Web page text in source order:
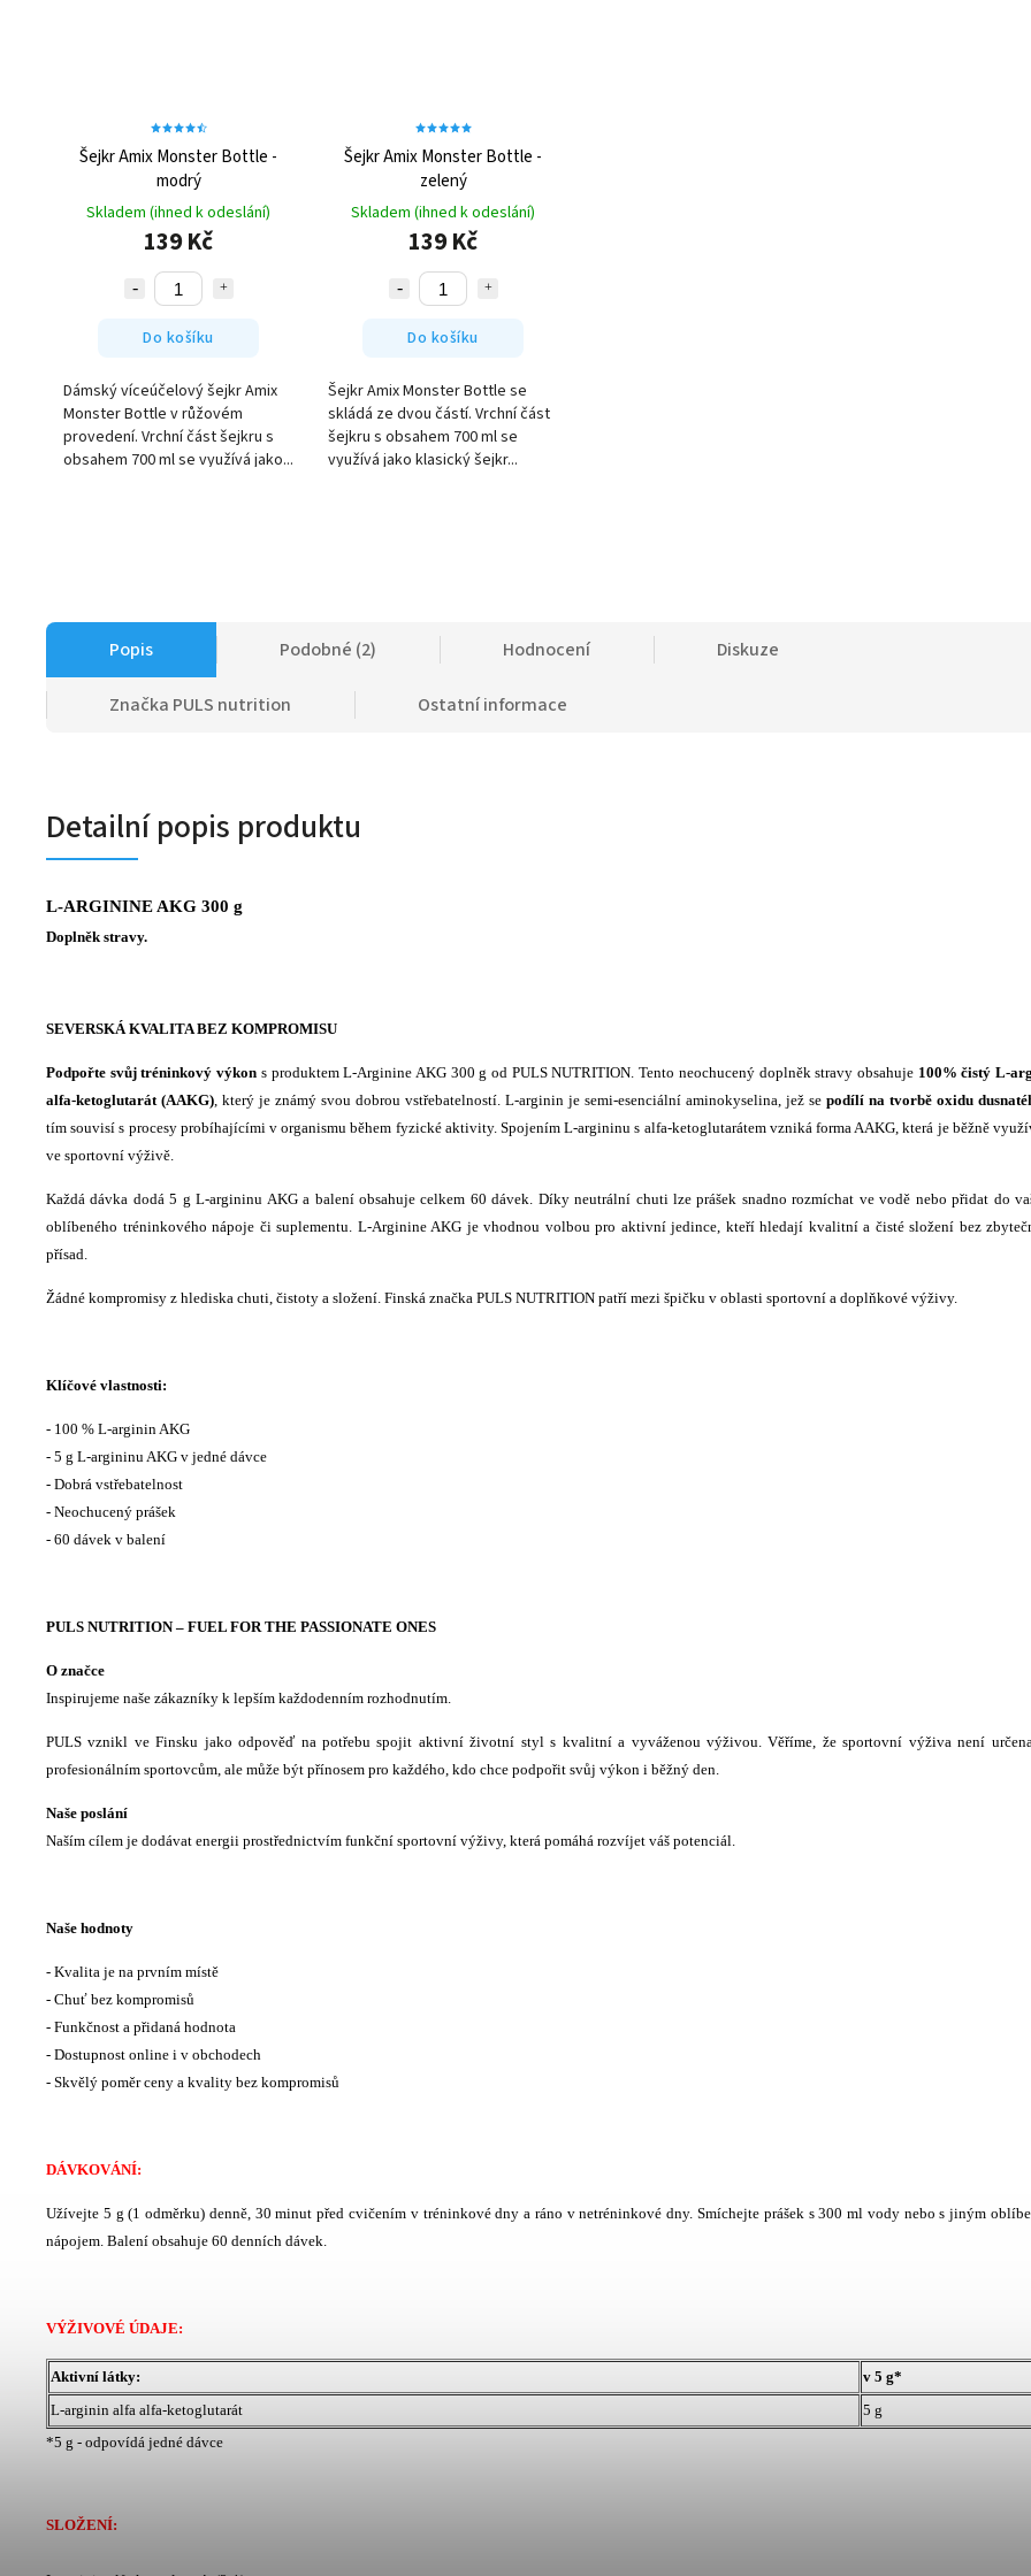
Šejkr Amix Monster Bottle -
modrý
Skladem (ihned k odeslání)
139 Kč
Do košíku
Dámský víceúčelový šejkr Amix
Monster Bottle v růžovém
provedení. Vrchní část šejkru s
obsahem 700 ml se využívá jako...
Šejkr Amix Monster Bottle -
zelený
Skladem (ihned k odeslání)
139 Kč
Do košíku
Šejkr Amix Monster Bottle se
skládá ze dvou částí. Vrchní část
šejkru s obsahem 700 ml se
využívá jako klasický šejkr...
Popis Podobné (2) Hodnocení Diskuze
Značka PULS nutrition Ostatní informace
Detailní popis produktu
L-ARGININE AKG 300 g
Doplněk stravy.
SEVERSKÁ KVALITA BEZ KOMPROMISU
Podpořte svůj tréninkový výkon s produktem L-Arginine AKG 300 g od PULS NUTRITION. Tento neochucený doplněk stravy obsahuje 100% čistý L-
alfa-ketoglutarát (AAKG) , který je známý svou dobrou vstřebatelností. L-arginin je semi-esenciální aminokyselina, jež se podílí na tvorbě oxidu
tím souvisí s procesy probíhajícími v organismu během fyzické aktivity. Spojením L-argininu s alfa-ketoglutarátem vzniká forma AAKG, která je běžně
ve sportovní výživě.
Každá dávka dodá 5 g L-argininu AKG a balení obsahuje celkem 60 dávek. Díky neutrální chuti lze prášek snadno rozmíchat ve vodě nebo přidat do
oblíbeného tréninkového nápoje či suplementu. L-Arginine AKG je vhodnou volbou pro aktivní jedince, kteří hledají kvalitní a čisté složení bez
přísad.
Žádné kompromisy z hlediska chuti, čistoty a složení. Finská značka PULS NUTRITION patří mezi špičku v oblasti sportovní a doplňkové výživy.
Klíčové vlastnosti:
- 100 % L-arginin AKG
- 5 g L-argininu AKG v jedné dávce
- Dobrá vstřebatelnost
- Neochucený prášek
- 60 dávek v balení
PULS NUTRITION – FUEL FOR THE PASSIONATE ONES
O značce
Inspirujeme naše zákazníky k lepším každodenním rozhodnutím.
PULS vznikl ve Finsku jako odpověď na potřebu spojit aktivní životní styl s kvalitní a vyváženou výživou. Věříme, že sportovní výživa není
profesionálním sportovcům, ale může být přínosem pro každého, kdo chce podpořit svůj výkon i běžný den.
Naše poslání
Naším cílem je dodávat energii prostřednictvím funkční sportovní výživy, která pomáhá rozvíjet váš potenciál.
Naše hodnoty
- Kvalita je na prvním místě
- Chuť bez kompromisů
- Funkčnost a přidaná hodnota
- Dostupnost online i v obchodech
- Skvělý poměr ceny a kvality bez kompromisů
DÁVKOVÁNÍ:
Užívejte 5 g (1 odměrku) denně, 30 minut před cvičením v tréninkové dny a ráno v netréninkové dny. Smíchejte prášek s 300 ml vody nebo s jiným
nápojem. Balení obsahuje 60 denních dávek.
VÝŽIVOVÉ ÚDAJE:
Aktivní látky:
v 5 g*
L-arginin alfa alfa-ketoglutarát
5 g
*5 g - odpovídá jedné dávce
SLOŽENÍ: